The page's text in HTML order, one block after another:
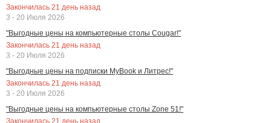
Закончилась 21 день назад
3 - 20 Июля 2026
"Выгодные цены на компьютерные столы Cougar!"
Закончилась 21 день назад
3 - 20 Июля 2026
"Выгодные цены на подписки MyBook и Литрес!"
Закончилась 21 день назад
3 - 20 Июля 2026
"Выгодные цены на компьютерные столы Zone 51!"
Закончилась 21 день назад